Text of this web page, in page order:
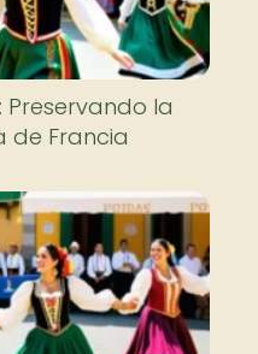
Preservando la
de Francia